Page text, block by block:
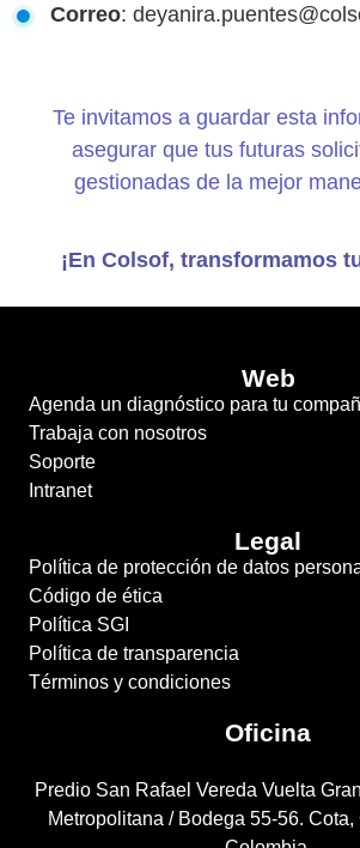
Correo:
Te invitamos a guardar esta
asegurar que tus futuras
gestionadas de la mejor
¡En Colsof, transformamos
Web
Agenda un diagnóstico para tu
Trabaja con nosotros
Soporte
Intranet
Legal
Política de protección de datos
Código de ética
Política SGI
Política de transparencia
Términos y condiciones
Oficina
Predio San Rafael Vereda Vuelta
Metropolitana / Bodega 55-56.